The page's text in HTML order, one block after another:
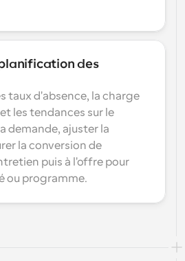
des
taux d'absence, la charge
les tendances sur le
demande, ajuster la
la conversion de
puis à l'offre pour
ou programme.